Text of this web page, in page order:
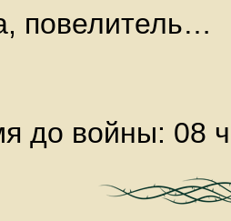
повелитель…
до войны: 08